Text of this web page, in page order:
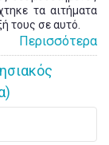
τα αιτήματα
τους σε αυτό.
Περισσότερα